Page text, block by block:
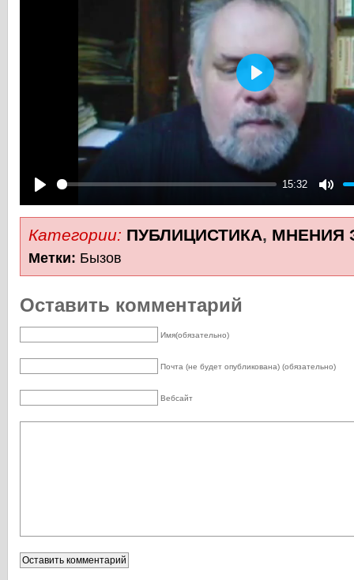
15:32
Play
Категории: ПУБЛИЦИСТИКА, МНЕНИЯ
Метки: Бызов
Оставить комментарий
Имя(обязательно)
Почта (не будет опубликована) (обязательно)
Вебсайт